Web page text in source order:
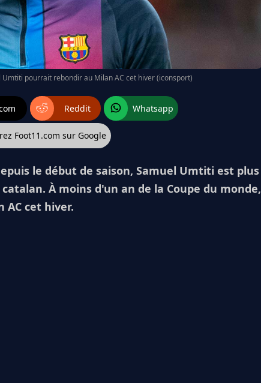
Umtiti pourrait rebondir au Milan AC cet hiver (iconsport)
Reddit Whatsapp
Foot11.com sur Google
le début de saison, Samuel Umtiti est plus
À moins d'un an de la Coupe du monde,
AC cet hiver.